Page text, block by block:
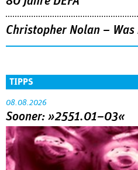
Christopher Nolan –
TIPPS
08.08.2026
Sooner: »2551.01–03«